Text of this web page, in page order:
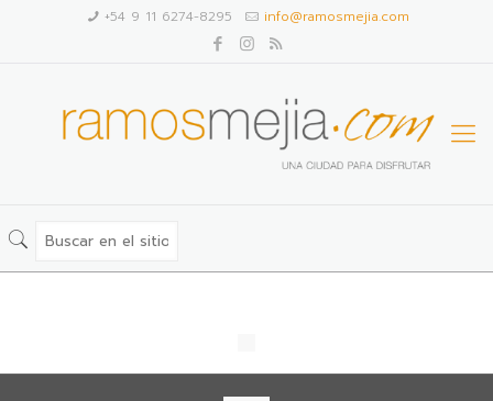
+54 9 11 6274-8295 info@ramosmejia.com